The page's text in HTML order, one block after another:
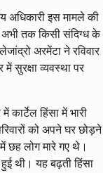
अधिकारी इस मामले की
अभी तक किसी संदिग्ध के
अरमेंटा ने रविवार
सुरक्षा व्यवस्था पर
कार्टेल हिंसा में भारी
को अपने घर छोड़ने
छह लोग मारे गए थे।
हुई थी। यह बढ़ती हिंसा